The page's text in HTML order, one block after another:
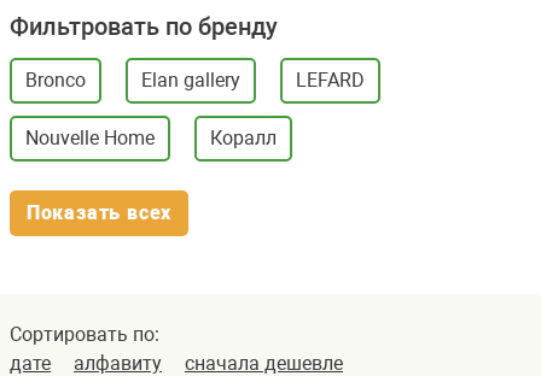
Фильтровать по бренду
Bronco Elan gallery LEFARD
Nouvelle Home Коралл
Показать всех
Сортировать по:
дате
алфавиту
сначала дешевле